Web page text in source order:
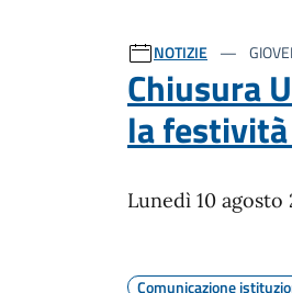
Ultime notizie
NOTIZIE
Chiusura
la
Lunedì 10 agosto
Comunicazione